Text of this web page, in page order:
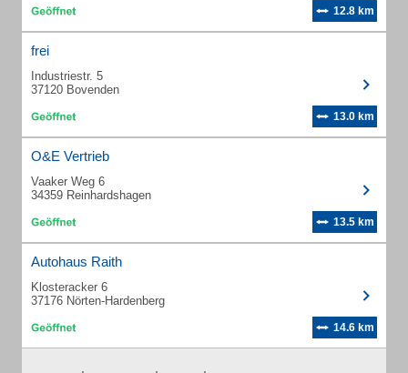
12.8 km
frei
Industriestr. 5
37120 Bovenden
13.0 km
O&E Vertrieb
Vaaker Weg 6
34359 Reinhardshagen
13.5 km
Autohaus Raith
Klosteracker 6
37176 Nörten-Hardenberg
14.6 km